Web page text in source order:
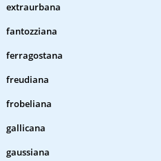
extraurbana
fantozziana
ferragostana
freudiana
frobeliana
gallicana
gaussiana